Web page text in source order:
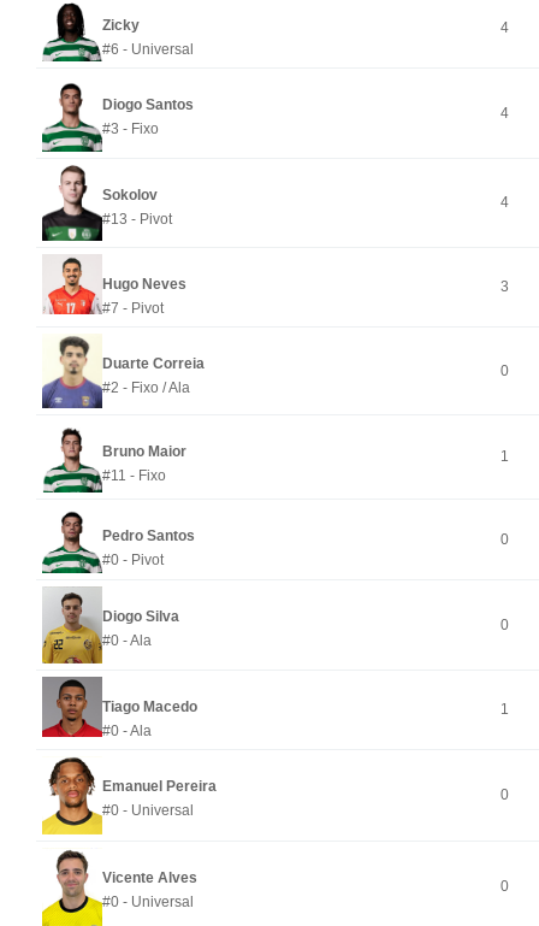
Zicky
#6 - Universal
4
Diogo Santos
#3 - Fixo
4
Sokolov
#13 - Pivot
4
Hugo Neves
#7 - Pivot
3
Duarte Correia
#2 - Fixo / Ala
0
Bruno Maior
#11 - Fixo
1
Pedro Santos
#0 - Pivot
0
Diogo Silva
#0 - Ala
0
Tiago Macedo
#0 - Ala
1
Emanuel Pereira
#0 - Universal
0
Vicente Alves
#0 - Universal
0